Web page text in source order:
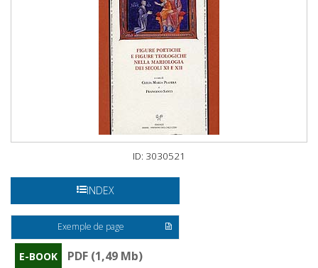
ID: 3030521
INDEX
Exemple de page
E-BOOK
PDF (1,49 Mb)